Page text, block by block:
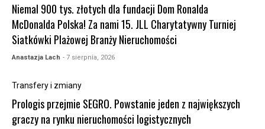
Niemal 900 tys. złotych dla fundacji Dom Ronalda
McDonalda Polska! Za nami 15. JLL Charytatywny Turniej
Siatkówki Plażowej Branży Nieruchomości
Anastazja Lach - 7 sierpnia, 2026
Transfery i zmiany
Prologis przejmie SEGRO. Powstanie jeden z największych
graczy na rynku nieruchomości logistycznych